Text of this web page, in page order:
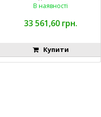
A72504,
68, H137235, A72358, AA65564, A
A65566, A49917, A49918,
В наявності
33 561,60 грн.
Купити